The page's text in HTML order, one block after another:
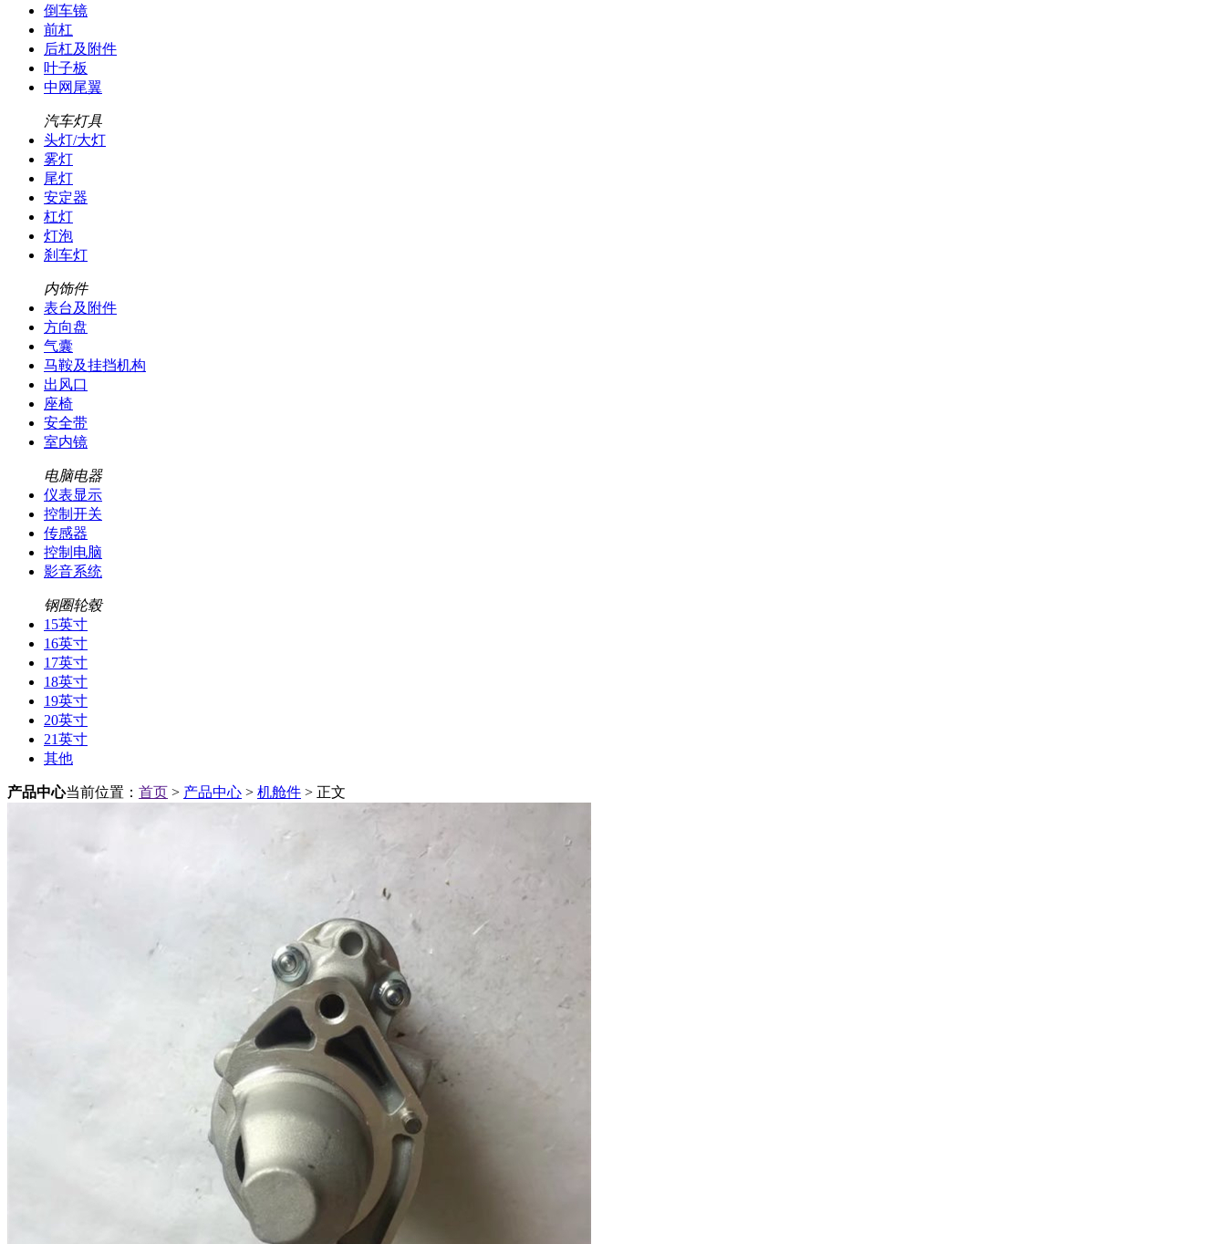
倒车镜
前杠
后杠及附件
叶子板
中网尾翼
汽车灯具
头灯/大灯
雾灯
尾灯
安定器
杠灯
灯泡
刹车灯
内饰件
表台及附件
方向盘
气囊
马鞍及挂挡机构
出风口
座椅
安全带
室内镜
电脑电器
仪表显示
控制开关
传感器
控制电脑
影音系统
钢圈轮毂
15英寸
16英寸
17英寸
18英寸
19英寸
20英寸
21英寸
其他
产品中心当前位置： 首页 > 产品中心 > 机舱件 > 正文